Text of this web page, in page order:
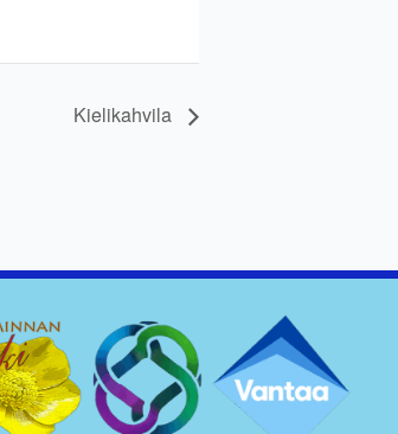
Kielikahvila